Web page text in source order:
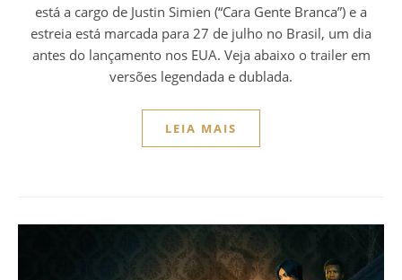
está a cargo de Justin Simien (“Cara Gente Branca”) e a
estreia está marcada para 27 de julho no Brasil, um dia
antes do lançamento nos EUA. Veja abaixo o trailer em
versões legendada e dublada.
LEIA MAIS